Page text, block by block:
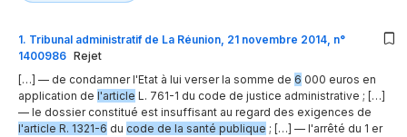
1. Tribunal administratif de La Réunion, 21 novembre 2014, n°
1400986 Rejet
[…] — de condamner l'Etat à lui verser la somme de 6 000 euros en
application de l'article L. 761-1 du code de justice administrative ; […]
— le dossier constitué est insuffisant au regard des exigences de
l'article R. 1321-6 du code de la santé publique ; […] — l'arrêté du 1 er